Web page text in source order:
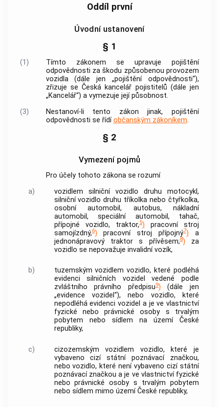
Oddíl první
Úvodní ustanovení
§ 1
(1)
Tímto zákonem se upravuje pojištění
odpovědnosti za škodu způsobenou provozem
vozidla (dále jen „pojištění odpovědnosti“),
zřizuje se Česká kancelář pojistitelů (dále jen
„Kancelář“) a vymezuje její působnost.
(3)
Nestanoví-li tento zákon jinak, pojištění
odpovědnosti se řídíobčanským zákoníkem.
§ 2
Vymezení pojmů
Pro účely tohoto zákona se rozumí
a)
vozidlem silniční vozidlo druhu motocykl,
silniční vozidlo druhu tříkolka nebo čtyřkolka,
osobní automobil, autobus, nákladní
automobil, speciální automobil, tahač,
přípojné vozidlo, traktor,5) pracovní stroj
samojízdný,6) pracovní stroj přípojný7) a
jednonápravový traktor s přívěsem;8) za
vozidlo se nepovažuje invalidní vozík,
b)
tuzemským vozidlem vozidlo, které podléhá
evidenci silničních vozidel vedené podle
zvláštního právního předpisu9) (dále jen
„evidence vozidel“), nebo vozidlo, které
nepodléhá evidenci vozidel a je ve vlastnictví
fyzické nebo právnické osoby s trvalým
pobytem nebo sídlem na území České
republiky,
c)
cizozemským vozidlem vozidlo, které je
vybaveno cizí státní poznávací značkou,
nebo vozidlo, které není vybaveno cizí státní
poznávací značkou a je ve vlastnictví fyzické
nebo právnické osoby s trvalým pobytem
nebo sídlem mimo území České republiky,